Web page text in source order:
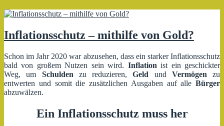
Inflationsschutz – mithilfe von Gold?
Schon im Jahr 2020 war abzusehen, dass ein starker Inflationsschutz
bald von großem Nutzen sein wird. Inflation ist ein geschickter
Weg, um Schulden zu reduzieren,Geld und Vermögen zu
entwerten und somit die zusätzlichen Ausgaben auf alle Bürger
abzuwälzen.
Ein Inflationsschutz muss her